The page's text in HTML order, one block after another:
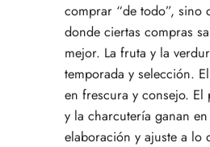
comprar “de todo”, sino
donde ciertas compras
mejor. La fruta y la
temporada y selección.
en frescura y consejo. El
y la charcutería ganan
elaboración y ajuste a lo